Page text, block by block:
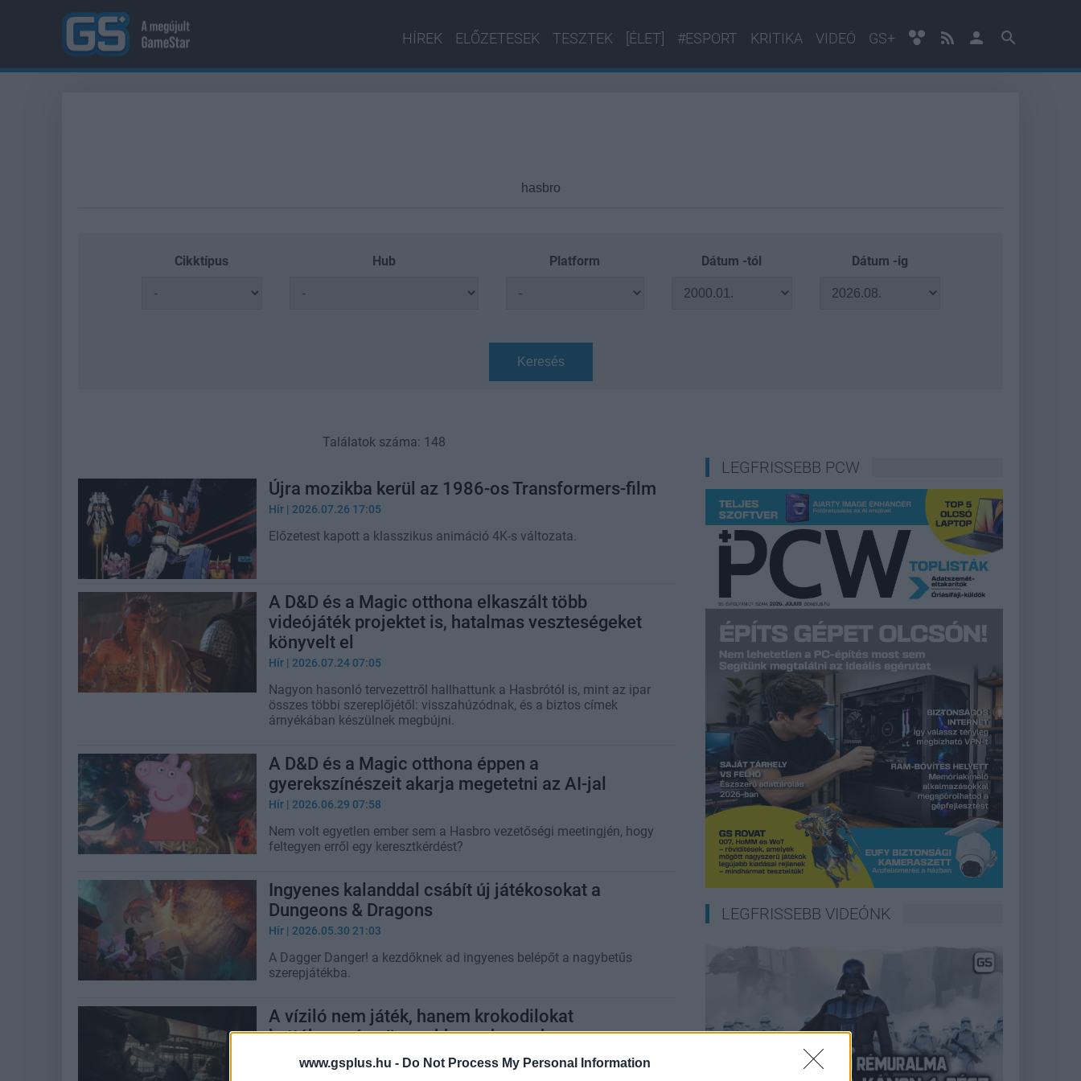
www.gsplus.hu - Do Not Process My Personal Information
HÍREK ELŐZETESEK TESZTEK [ÉLET] #ESPORT KRITIKA VIDEÓ GS+
Cikktípus Hub Platform Dátum -tól Dátum -ig
Keresés
Találatok száma: 148
Újra mozikba kerül az 1986-os Transformers-film
Hír | 2026.07.26 17:05
Előzetest kapott a klasszikus animáció 4K-s változata.
A D&D és a Magic otthona elkaszált több
videójáték projektet is, hatalmas veszteségeket
könyvelt el
Hír | 2026.07.24 07:05
Nagyon hasonló tervezettről hallhattunk a Hasbrótól is, mint az ipar
összes többi szereplőjétől: visszahúzódnak, és a biztos címek
árnyékában készülnek megbújni.
A D&D és a Magic otthona éppen a
gyerekszínészeit akarja megetetni az AI-jal
Hír | 2026.06.29 07:58
Nem volt egyetlen ember sem a Hasbro vezetőségi meetingjén, hogy
feltegyen erről egy keresztkérdést?
Ingyenes kalanddal csábít új játékosokat a
Dungeons & Dragons
Hír | 2026.05.30 21:03
A Dagger Danger! a kezdőknek ad ingyenes belépőt a nagybetűs
szerepjátékba.
A víziló nem játék, hanem krokodilokat
kettéharapó szörny ebben a horrorban
| 2026.04.21 08:04
LEGFRISSEBB PCW
LEGFRISSEBB VIDEÓNK